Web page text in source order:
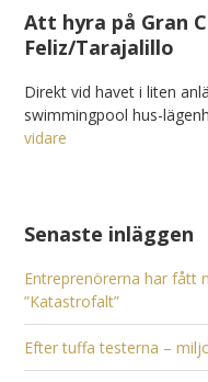
Att hyra på Gran
Feliz/Tarajalillo
Direkt vid havet i liten
swimmingpool hus-
vidare
Senaste inläggen
Entreprenörerna har fått
”Katastrofalt”
Efter tuffa testerna –